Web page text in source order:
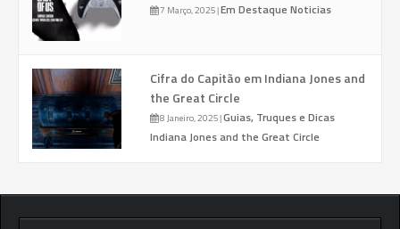
7 Março, 2025|Em Destaque Noticias
Cifra do Capitão em Indiana Jones and
the Great Circle
8 Janeiro, 2025|Guias, Truques e Dicas
Indiana Jones and the Great Circle